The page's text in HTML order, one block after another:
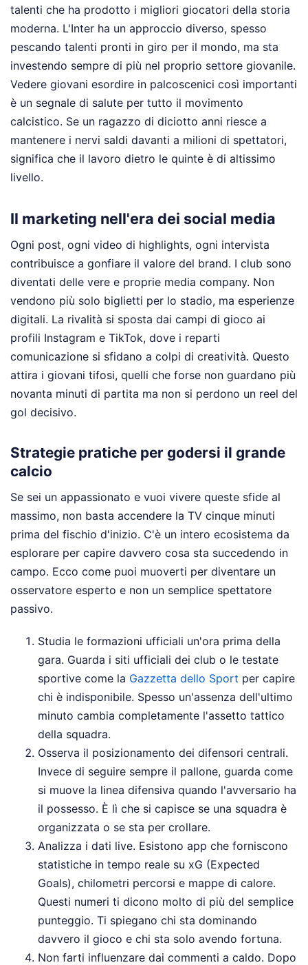
talenti che ha prodotto i migliori giocatori della storia
moderna. L'Inter ha un approccio diverso, spesso
pescando talenti pronti in giro per il mondo, ma sta
investendo sempre di più nel proprio settore giovanile.
Vedere giovani esordire in palcoscenici così importanti
è un segnale di salute per tutto il movimento
calcistico. Se un ragazzo di diciotto anni riesce a
mantenere i nervi saldi davanti a milioni di spettatori,
significa che il lavoro dietro le quinte è di altissimo
livello.
Il marketing nell'era dei social media
Ogni post, ogni video di highlights, ogni intervista
contribuisce a gonfiare il valore del brand. I club sono
diventati delle vere e proprie media company. Non
vendono più solo biglietti per lo stadio, ma esperienze
digitali. La rivalità si sposta dai campi di gioco ai
profili Instagram e TikTok, dove i reparti
comunicazione si sfidano a colpi di creatività. Questo
attira i giovani tifosi, quelli che forse non guardano più
novanta minuti di partita ma non si perdono un reel del
gol decisivo.
Strategie pratiche per godersi il grande
calcio
Se sei un appassionato e vuoi vivere queste sfide al
massimo, non basta accendere la TV cinque minuti
prima del fischio d'inizio. C'è un intero ecosistema da
esplorare per capire davvero cosa sta succedendo in
campo. Ecco come puoi muoverti per diventare un
osservatore esperto e non un semplice spettatore
passivo.
Studia le formazioni ufficiali un'ora prima della
gara. Guarda i siti ufficiali dei club o le testate
sportive come la Gazzetta dello Sport per capire
chi è indisponibile. Spesso un'assenza dell'ultimo
minuto cambia completamente l'assetto tattico
della squadra.
Osserva il posizionamento dei difensori centrali.
Invece di seguire sempre il pallone, guarda come
si muove la linea difensiva quando l'avversario ha
il possesso. È lì che si capisce se una squadra è
organizzata o se sta per crollare.
Analizza i dati live. Esistono app che forniscono
statistiche in tempo reale su xG (Expected
Goals), chilometri percorsi e mappe di calore.
Questi numeri ti dicono molto di più del semplice
punteggio. Ti spiegano chi sta dominando
davvero il gioco e chi sta solo avendo fortuna.
Non farti influenzare dai commenti a caldo. Dopo